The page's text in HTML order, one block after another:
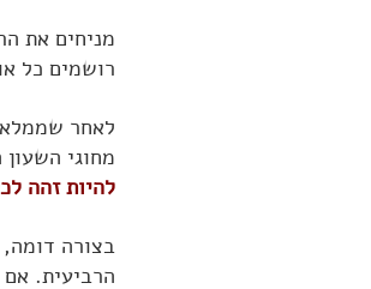
מניחים את
רושמים כל
לאחר
מחוגי
להיות זהה
בצורה
הרביעית.